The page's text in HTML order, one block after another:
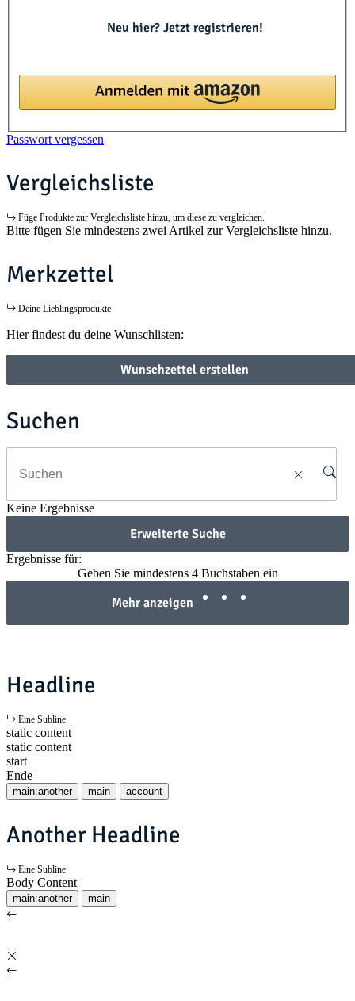
Neu hier? Jetzt registrieren!
Passwort vergessen
Vergleichsliste
Füge Produkte zur Vergleichsliste hinzu, um diese zu vergleichen.
Bitte fügen Sie mindestens zwei Artikel zur Vergleichsliste hinzu.
Merkzettel
Deine Lieblingsprodukte
Hier findest du deine Wunschlisten:
Wunschzettel erstellen
Suchen
Keine Ergebnisse
Erweiterte Suche
Ergebnisse für:
Geben Sie mindestens 4 Buchstaben ein
Mehr anzeigen
Headline
Eine Subline
static content
static content
start
Ende
main:another main account
Another Headline
Eine Subline
Body Content
main:another main